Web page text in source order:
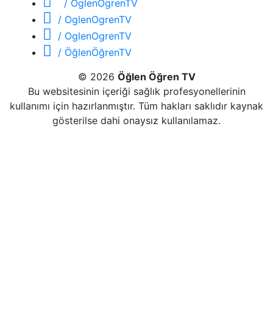
/ OglenOgrenTV
/ OglenOgrenTV
/ OglenOgrenTV
/ ÖğlenÖğrenTV
© 2026 Öğlen Öğren TV
Bu websitesinin içeriği sağlık profesyonellerinin
kullanımı için hazırlanmıştır. Tüm hakları saklıdır kaynak
gösterilse dahi onaysız kullanılamaz.